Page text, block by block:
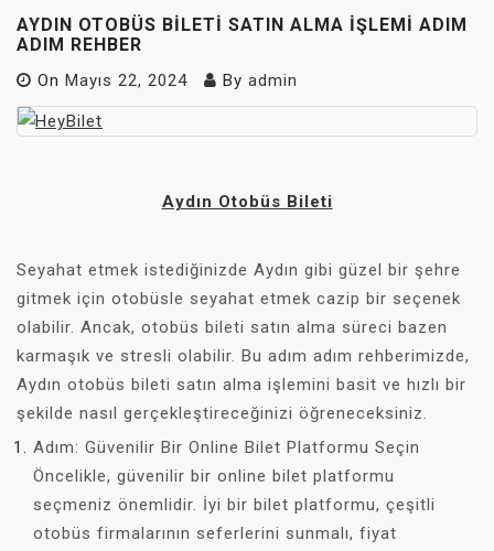
AYDIN OTOBÜS BILETI SATIN ALMA İŞLEMI ADIM
ADIM REHBER
On Mayıs 22, 2024 By admin
Aydın Otobüs Bileti
Seyahat etmek istediğinizde Aydın gibi güzel bir şehre
gitmek için otobüsle seyahat etmek cazip bir seçenek
olabilir. Ancak, otobüs bileti satın alma süreci bazen
karmaşık ve stresli olabilir. Bu adım adım rehberimizde,
Aydın otobüs bileti satın alma işlemini basit ve hızlı bir
şekilde nasıl gerçekleştireceğinizi öğreneceksiniz.
Adım: Güvenilir Bir Online Bilet Platformu Seçin
Öncelikle, güvenilir bir online bilet platformu
seçmeniz önemlidir. İyi bir bilet platformu, çeşitli
otobüs firmalarının seferlerini sunmalı, fiyat